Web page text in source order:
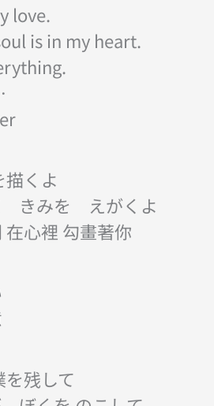
love.
is in my heart.
くよ
きみを えがくよ
心裡 勾畫著你
残して